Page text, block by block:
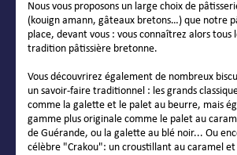
Nous vous proposons un large choix de
(kouign amann, gâteaux bretons…) que notre
place, devant vous : vous connaîtrez alors tous
tradition pâtissière bretonne.
Vous découvrirez également de nombreux
un savoir-faire traditionnel : les grands
comme la galette et le palet au beurre, mais
gamme plus originale comme le palet au
de Guérande, ou la galette au blé noir... Ou
célèbre "Crakou": un croustillant au caramel